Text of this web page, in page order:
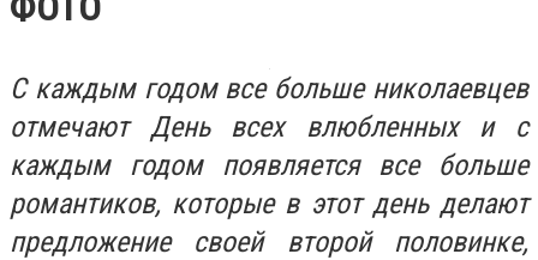
С каждым годом все больше николаевцев
отмечают День всех влюбленных и с
каждым годом появляется все больше
романтиков, которые в этот день делают
предложение своей второй половинке,